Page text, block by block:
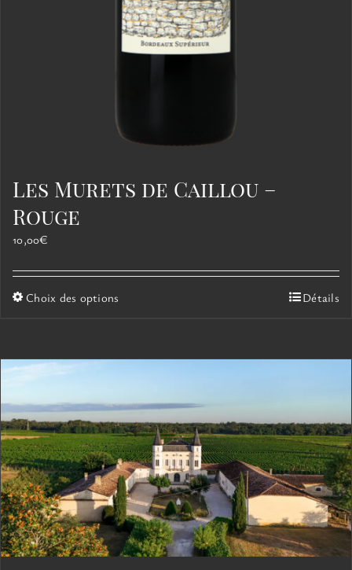
Les Murets de Caillou –
Rouge
10,00€
Choix des options
options
être
choisies
sur
la
page
du
produit
Détails